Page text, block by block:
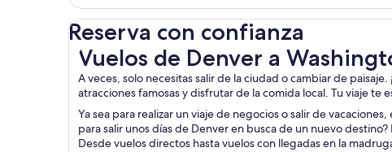
Reserva con confianza
Vuelos de Denver a
A veces, solo necesitas salir de la ciudad o cambiar de
atracciones famosas y disfrutar de la comida local. Tu viaje
Ya sea para realizar un viaje de negocios o salir de
para salir unos días de Denver en busca de un nuevo
Desde vuelos directos hasta vuelos con llegadas en la
Vuelos de Denver a Washington